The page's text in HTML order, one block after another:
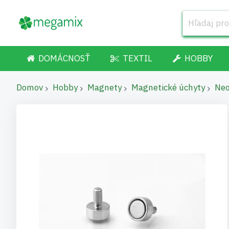
DOMÁCNOSŤ TEXTIL HOBBY
Domov Hobby Magnety Magnetické úchyty